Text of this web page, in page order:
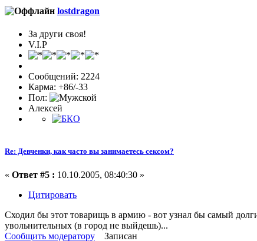
lostdragon
За други своя!
V.I.P
Сообщений: 2224
Карма: +86/-33
Пол:
Алексей
Re: Девченки, как часто вы занимаетесь сексом?
« Ответ #5 : 10.10.2005, 08:40:30 »
Цитировать
Сходил бы этот товарищь в армию - вот узнал бы самый
увольнительных (в город не выйдешь)...
Сообщить модератору
Записан